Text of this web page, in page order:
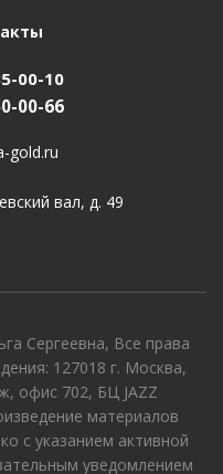
00-10
00-66
gold.ru
вал, д. 49
Сергеевна, Все права
127018 г. Москва,
офис 702, БЦ JAZZ
материалов
с указанием активной
уведомлением